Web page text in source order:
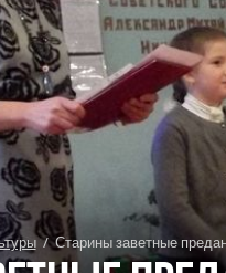
/ Старины заветные